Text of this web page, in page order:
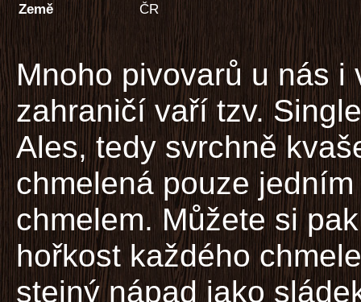
Země
ČR
Mnoho pivovarů u nás i
zahraničí vaří tzv.
Ales, tedy svrchně
chmelená pouze jedním
chmelem. Můžete si
hořkost každého
stejný nápad jako